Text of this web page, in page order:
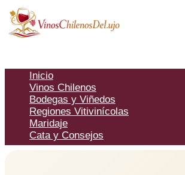
Ir
al
contenido
Inicio
Vinos Chilenos
Bodegas y Viñedos
Regiones Vitivinícolas
Maridaje
Cata y Consejos